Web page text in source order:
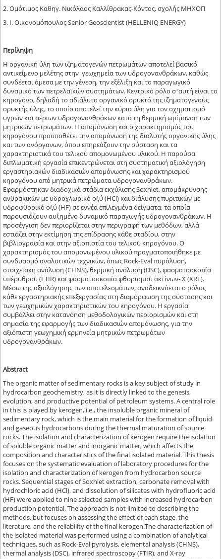
2. Ομότιμος Καθηγ. Νικόλαος Καλλίθρακας-Κόντος, σχολής ΜΗΧΟΠ
3. Ι. Οικονομόπουλος Senior Geoscientist (HELLENIQ ENERGY)
Περίληψη
Η οργανική ύλη των ιζηματογενών πετρωμάτων αποτελεί βασικό
αντικείμενο μελέτης στην γεωχημεία των υδρογονανθράκων, καθώς
συνδέεται άμεσα με την γένεση, την εξέλιξη και το παραγωγικό
δυναμικό των πετρελαϊκών συστημάτων. Κεντρικό ρόλο σ ’αυτή είναι το
κηρογόνο, δηλαδή το αδιάλυτο οργανικό ορυκτό της ιζηματογενούς
ορυκτής ύλης, το οποίο αποτελεί την κύρια ύλη για τον σχηματισμό
υγρών και αέριων υδρογονανθράκων κατά τη θερμική ωρίμανση των
μητρικών πετρωμάτων. Η απομόνωση και ο χαρακτηρισμός του
κηρογόνου προϋποθέτει την απομόνωση της διαλυτής οργανικής ύλης
και των ανόργανων, όπου επηρεάζουν την σύσταση και τα
χαρακτηριστικά του τελικού απομονωμένου υλικού. Η παρούσα
διπλωματική εργασία επικεντρώνεται στη συστηματική αξιολόγηση
εργαστηριακών διαδικασιών απομόνωσης και χαρακτηρισμού
κηρογόνου από μητρικά πετρώματα υδρογονανθράκων.
Εφαρμόστηκαν διαδοχικά στάδια εκχύλισης Soxhlet, απομάκρυνσης
ανθρακικών με υδροχλωρικό οξύ (HCl) και διάλυσης πυριτικών με
υδροφθορικό οξύ (HF) σε εννέα επιλεγμένα δείγματα, τα οποία
παρουσιάζουν αυξημένο δυναμικό παραγωγής υδρογονανθράκων. Η
προσέγγιση δεν περιορίζεται στην περιγραφή των μεθόδων, αλλά
εστιάζει στην εκτίμηση της επίδρασης κάθε σταδίου, στην
βιβλιογραφία και στην αξιοπιστία του τελικού κηρογόνου. Ο
χαρακτηρισμός του απομονωμένου υλικού πραγματοποιήθηκε με
συνδυασμό αναλυτικών τεχνικών, όπως Rock-Eval πυρόλυση,
στοιχειακή ανάλυση (CHNS), θερμική ανάλυση (DSC), φασματοσκοπία
υπέρυθρού (FTIR) και φασματοσκοπία φθορισμού ακτίνων- Χ (XRF).
Μέσω της αξιολόγησης των αποτελεσμάτων, αναδεικνύεται ο ρόλος
κάθε εργαστηριακής επεξεργασίας στη διαμόρφωση της σύστασης και
των γεωχημικών χαρακτηριστικών του κηρογόνου. Η εργασία
συμβάλλει στην κατανόηση μεθοδολογικών περιορισμών και στη
σημασία της εφαρμογής των διαδικασιών απομόνωσης, για την
αξιόπιστη γεωχημική ερμηνεία μητρικών πετρωμάτων
υδρογονανθράκων.
Abstract
The organic matter of sedimentary rocks is a key subject of study in
hydrocarbon geochemistry, as it is directly linked to the genesis,
evolution, and productive potential of petroleum systems. A central role
in this is played by kerogen, i.e., the insoluble organic mineral of
sedimentary rock, which is the main material for the formation of liquid
and gaseous hydrocarbons during the thermal maturation of source
rocks. The isolation and characterization of kerogen require the isolation
of soluble organic matter and inorganic matter, which affects the
composition and characteristics of the final isolated material. This thesis
focuses on the systematic evaluation of laboratory procedures for the
isolation and characterization of kerogen from hydrocarbon source
rocks. Sequential stages of Soxhlet extraction, carbonate removal with
hydrochloric acid (HCl), and dissolution of silicates with hydrofluoric acid
(HF) were applied to nine selected samples with increased hydrocarbon
production potential. The approach is not limited to describing the
methods, but focuses on assessing the effect of each stage, the
literature, and the reliability of the final kerogen.The characterization of
the isolated material was performed using a combination of analytical
techniques, such as Rock-Eval pyrolysis, elemental analysis (CHNS),
thermal analysis (DSC), infrared spectroscopy (FTIR), and X-ray